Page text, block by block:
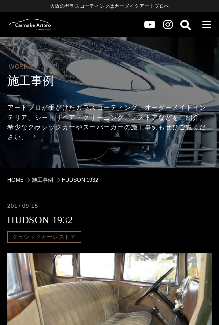
大阪のガラスコーティングはカーメイクアートプロへ
WORKS
施工事例
アートプロが手がけたガラスコーティング、オーダーメイドイン
テリア、シートリペア・クリーニング、レストアなどをご紹介。
希少なクラシックカーやスーパーカーの施工事例もぜひご覧くだ
さい。
HOME 施工事例 HUDSON 1932
2017.09.15
HUDSON 1932
クラシックカーレストア